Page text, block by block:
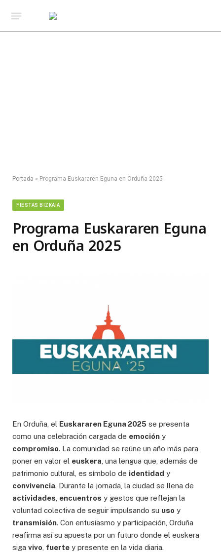
Portada » Programa Euskararen Eguna en Orduña 2025
FIESTAS BIZKAIA
Programa Euskararen Eguna
en Orduña 2025
En Orduña, el Euskararen Eguna 2025 se presenta
como una celebración cargada de emoción y
compromiso. La comunidad se reúne un año más para
poner en valor el euskera , una lengua que, además de
patrimonio cultural, es símbolo de identidad y
convivencia. Durante la jornada, la ciudad se llena de
actividades encuentros y gestos que reflejan la
voluntad colectiva de seguir impulsando su uso y
transmisión. Con entusiasmo y participación, Orduña
reafirma así su apuesta por un futuro donde el euskera
siga vivo fuerte y presente en la vida diaria.